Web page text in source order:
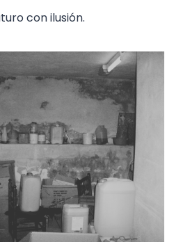
con ilusión.